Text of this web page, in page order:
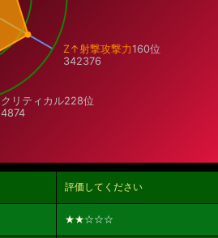
Z↑射撃攻撃力160位
342376
クリティカル228位
4874
評価してください
★★☆☆☆